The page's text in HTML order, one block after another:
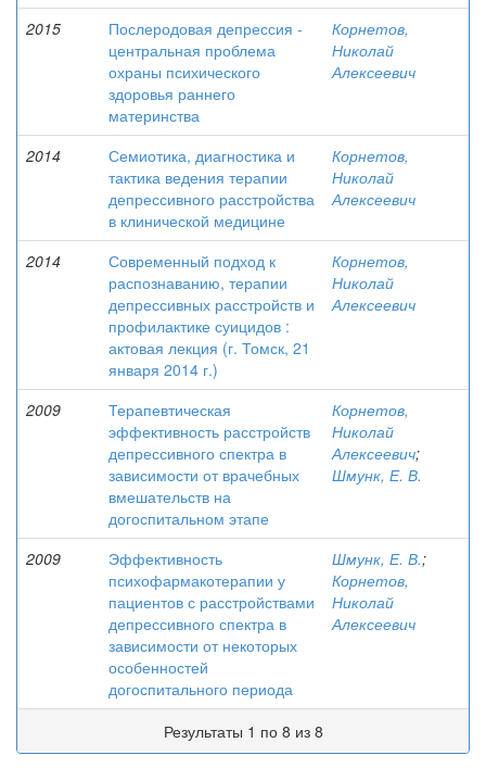
2015
Послеродовая депрессия -
центральная проблема
охраны психического
здоровья раннего
материнства
Корнетов,
Николай
Алексеевич
2014
Семиотика, диагностика и
тактика ведения терапии
депрессивного расстройства
в клинической медицине
Корнетов,
Николай
Алексеевич
2014
Современный подход к
распознаванию, терапии
депрессивных расстройств и
профилактике суицидов :
актовая лекция (г. Томск, 21
января 2014 г.)
Корнетов,
Николай
Алексеевич
2009
Терапевтическая
эффективность расстройств
депрессивного спектра в
зависимости от врачебных
вмешательств на
догоспитальном этапе
Корнетов,
Николай
Алексеевич;
Шмунк, Е. В.
2009
Эффективность
психофармакотерапии у
пациентов с расстройствами
депрессивного спектра в
зависимости от некоторых
особенностей
догоспитального периода
Шмунк, Е. В.;
Корнетов,
Николай
Алексеевич
Результаты 1 по 8 из 8